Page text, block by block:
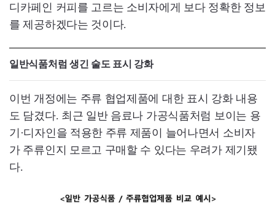
디카페인 커피를 고르는 소비자에게 보다 정확한 정보
를 제공하겠다는 것이다.
일반식품처럼 생긴 술도 표시 강화
이번 개정에는 주류 협업제품에 대한 표시 강화 내용
도 담겼다. 최근 일반 음료나 가공식품처럼 보이는 용
기·디자인을 적용한 주류 제품이 늘어나면서 소비자
가 주류인지 모르고 구매할 수 있다는 우려가 제기됐
다.